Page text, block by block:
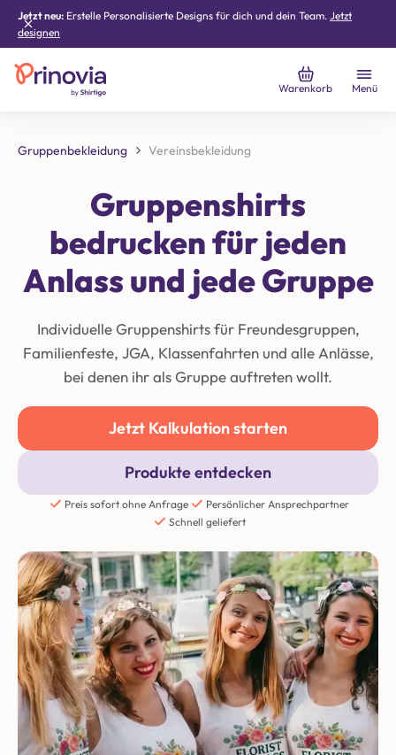
Jetzt neu: Erstelle Personalisierte Designs für dich und dein Team. Jetzt
designen
Warenkorb Menü
Gruppenbekleidung Vereinsbekleidung
Gruppenshirts
bedrucken für jeden
Anlass und jede Gruppe
Individuelle Gruppenshirts für Freundesgruppen,
Familienfeste, JGA, Klassenfahrten und alle Anlässe,
bei denen ihr als Gruppe auftreten wollt.
Jetzt Kalkulation starten
Produkte entdecken
Preis sofort ohne Anfrage
Persönlicher Ansprechpartner
Schnell geliefert